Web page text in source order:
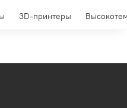
3D-принтеры